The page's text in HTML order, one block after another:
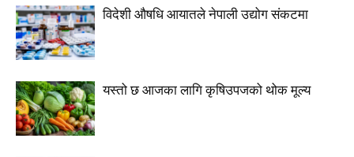
विदेशी औषधि आयातले नेपाली उद्योग संकटमा
यस्तो छ आजका लागि कृषिउपजको थोक मूल्य